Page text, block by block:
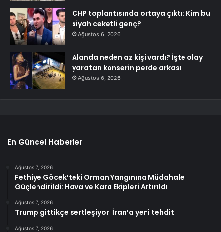
CHP toplantısında ortaya çıktı: Kim bu
siyah ceketli genç?
Ağustos 6, 2026
Alanda neden az kişi vardı? İşte olay
yaratan konserin perde arkası
Ağustos 6, 2026
En Güncel Haberler
Ağustos 7, 2026
Fethiye Göcek’teki Orman Yangınına Müdahale
Güçlendirildi: Hava ve Kara Ekipleri Artırıldı
Ağustos 7, 2026
Trump gittikçe sertleşiyor! İran’a yeni tehdit
Ağustos 7, 2026